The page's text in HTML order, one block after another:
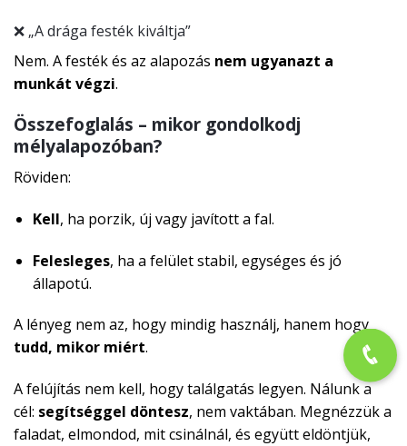
❌ „A drága festék kiváltja”
Nem. A festék és az alapozás nem ugyanazt a
munkát végzi.
Összefoglalás – mikor gondolkodj
mélyalapozóban?
Röviden:
Kell, ha porzik, új vagy javított a fal.
Felesleges, ha a felület stabil, egységes és jó
állapotú.
A lényeg nem az, hogy mindig használj, hanem hogy
tudd, mikor miért.
A felújítás nem kell, hogy találgatás legyen. Nálunk a
cél: segítséggel döntesz, nem vaktában. Megnézzük a
faladat, elmondod, mit csinálnál, és együtt eldöntjük,